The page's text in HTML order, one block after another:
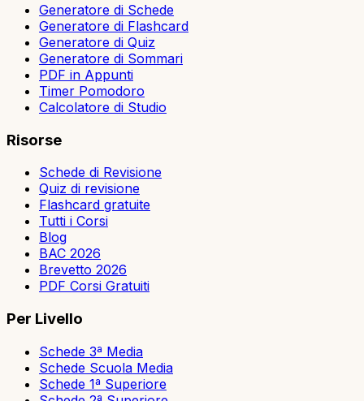
Generatore di Schede
Generatore di Flashcard
Generatore di Quiz
Generatore di Sommari
PDF in Appunti
Timer Pomodoro
Calcolatore di Studio
Risorse
Schede di Revisione
Quiz di revisione
Flashcard gratuite
Tutti i Corsi
Blog
BAC 2026
Brevetto 2026
PDF Corsi Gratuiti
Per Livello
Schede 3ª Media
Schede Scuola Media
Schede 1ª Superiore